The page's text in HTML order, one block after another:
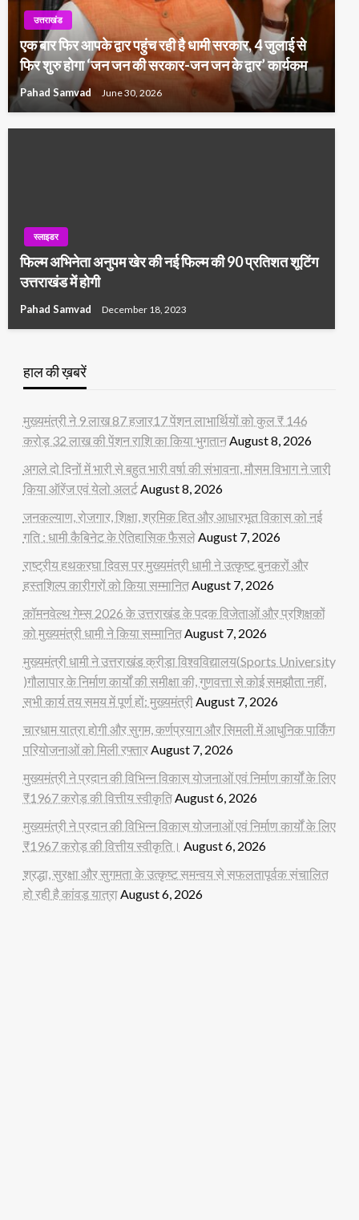
उत्तराखंड
एक बार फिर आपके द्वार पहुंच रही है धामी सरकार, 4 जुलाई से
फिर शुरु होगा ‘जन जन की सरकार-जन जन के द्वार’ कार्यकम
Pahad Samvad June 30, 2026
स्लाइडर
फिल्म अभिनेता अनुपम खेर की नई फिल्म की 90 प्रतिशत शूटिंग
उत्तराखंड में होगी
Pahad Samvad December 18, 2023
हाल की ख़बरें
मुख्यमंत्री ने 9 लाख 87 हजार17 पेंशन लाभार्थियों को कुल ₹ 146
करोड़ 32 लाख की पेंशन राशि का किया भुगतानAugust 8, 2026
अगले दो दिनों में भारी से बहुत भारी वर्षा की संभावना, मौसम विभाग ने जारी
किया ऑरेंज एवं येलो अलर्टAugust 8, 2026
जनकल्याण, रोजगार, शिक्षा, श्रमिक हित और आधारभूत विकास को नई
गति : धामी कैबिनेट के ऐतिहासिक फैसलेAugust 7, 2026
राष्ट्रीय हथकरघा दिवस पर मुख्यमंत्री धामी ने उत्कृष्ट बुनकरों और
हस्तशिल्प कारीगरों को किया सम्मानितAugust 7, 2026
कॉमनवेल्थ गेम्स 2026 के उत्तराखंड के पदक विजेताओं और प्रशिक्षकों
को मुख्यमंत्री धामी ने किया सम्मानितAugust 7, 2026
मुख्यमंत्री धामी ने उत्तराखंड क्रीड़ा विश्वविद्यालय(Sports University
)गौलापार के निर्माण कार्यों की समीक्षा की, गुणवत्ता से कोई समझौता नहीं,
सभी कार्य तय समय में पूर्ण हों: मुख्यमंत्रीAugust 7, 2026
चारधाम यात्रा होगी और सुगम, कर्णप्रयाग और सिमली में आधुनिक पार्किंग
परियोजनाओं को मिली रफ्तारAugust 7, 2026
मुख्यमंत्री ने प्रदान की विभिन्न विकास योजनाओं एवं निर्माण कार्यों के लिए
₹1967 करोड़ की वित्तीय स्वीकृतिAugust 6, 2026
मुख्यमंत्री ने प्रदान की विभिन्न विकास योजनाओं एवं निर्माण कार्यों के लिए
₹1967 करोड़ की वित्तीय स्वीकृति। August 6, 2026
श्रद्धा, सुरक्षा और सुगमता के उत्कृष्ट समन्वय से सफलतापूर्वक संचालित
हो रही है कांवड़ यात्राAugust 6, 2026